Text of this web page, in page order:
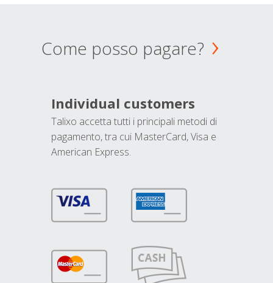
Come posso pagare?
Individual customers
Talixo accetta tutti i principali metodi di
pagamento, tra cui MasterCard, Visa e
American Express.